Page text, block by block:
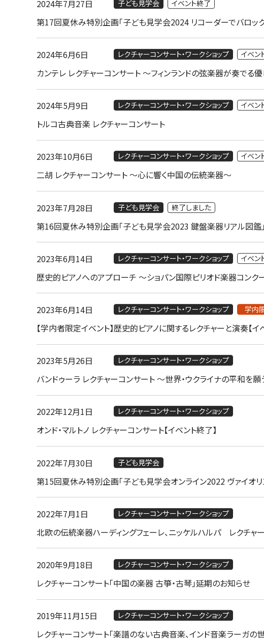
2024年7月27日 子ども見学会 イベント終了
第17回夏休み特別企画「子ども見学会2024 リコーダーでバロック
2024年6月6日 レクチャーコンサート・ワークショップ イベン
カンテレ レクチャーコンサート ～フィンランドの弦楽器が奏でる
2024年5月9日 レクチャーコンサート・ワークショップ イベン
トルコ古典音楽 レクチャーコンサート
2023年10月6日 レクチャーコンサート・ワークショップ イベン
二胡 レクチャーコンサート ～心に響く中国の伝統楽器～
2023年7月28日 子ども見学会 終了しました
第16回夏休み特別企画「子ども見学会2023 鍵盤楽器リアル図鑑」
2023年6月14日 レクチャーコンサート・ワークショップ イベン
歴史的ピアノへのアプローチ ～ショパン国際ピリオド楽器コンク
2023年6月14日 レクチャーコンサート・ワークショップ 学内
【学内者限定イベント】歴史的ピアノに関するレクチャーと演奏【イ
2023年5月26日 レクチャーコンサート・ワークショップ
バンドゥーラ レクチャーコンサート ～世界・ウクライナの平和を願
2022年12月1日 レクチャーコンサート・ワークショップ
オンド・マルトノ レクチャーコンサート【イベント終了】
2022年7月30日 子ども見学会
第15回夏休み特別企画「子ども見学会オンライン2022 ヴァイオリ
2022年7月1日 レクチャーコンサート・ワークショップ
北欧の伝統楽器ハーディングフェーレ、ニッケルハルパ レクチャ
2020年9月18日 レクチャーコンサート・ワークショップ
レクチャーコンサート「中国の楽器 古箏・古琴」延期のお知らせ
2019年11月15日 レクチャーコンサート・ワークショップ
レクチャーコンサート「楽譜のない古典音楽、インド音楽ラーガの